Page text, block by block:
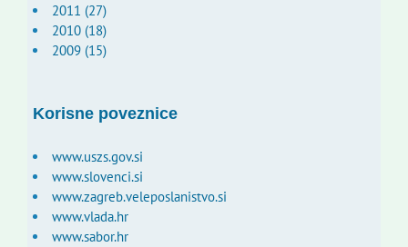
2011 (27)
2010 (18)
2009 (15)
Korisne poveznice
www.uszs.gov.si
www.slovenci.si
www.zagreb.veleposlanistvo.si
www.vlada.hr
www.sabor.hr